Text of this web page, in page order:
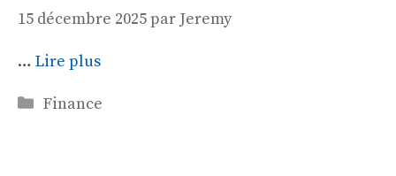
15 décembre 2025par Jeremy
… Lire plus
Catégories
Finance